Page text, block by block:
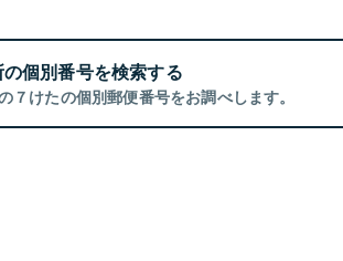
個別番号を検索する
７けたの個別郵便番号をお調べします。